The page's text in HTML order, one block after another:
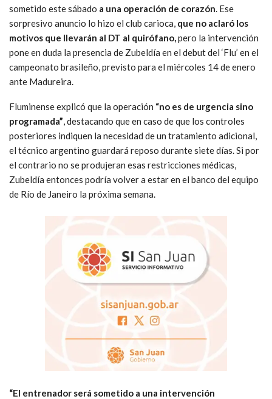
sometido este sábado a una operación de corazón. Ese
sorpresivo anuncio lo hizo el club carioca, que no aclaró los
motivos que llevarán al DT al quirófano,pero la intervención
pone en duda la presencia de Zubeldía en el debut del ‘Flu’ en el
campeonato brasileño, previsto para el miércoles 14 de enero
ante Madureira.
Fluminense explicó que la operación “no es de urgencia sino
programada”, destacando que en caso de que los controles
posteriores indiquen la necesidad de un tratamiento adicional,
el técnico argentino guardará reposo durante siete días. Si por
el contrario no se produjeran esas restricciones médicas,
Zubeldía entonces podría volver a estar en el banco del equipo
de Río de Janeiro la próxima semana.
“El entrenador será sometido a una intervención